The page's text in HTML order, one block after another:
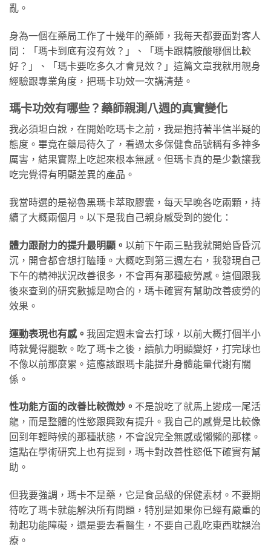
亂。
身為一個在藥局工作了十幾年的藥師，我每天都要面對客人
問：「瑪卡到底有沒有效？」、「瑪卡跟精胺酸哪個比較
好？」、「瑪卡要吃多久才會見效？」這篇文章我就用親身
經驗跟專業角度，把瑪卡功效一次講清楚。
瑪卡功效有哪些？藥師親測八週的真實變化
我必須坦白說，在開始吃瑪卡之前，我是抱持著半信半疑的
態度。畢竟在藥局待久了，看過太多保健食品號稱有多神多
厲害，結果實際上吃起來根本無感。但瑪卡真的是少數讓我
吃完覺得有明顯差異的產品。
我當時選的是祕魯黑瑪卡萃取膠囊，每天早晚各吃兩顆，持
續了大概兩個月。以下是我自己親身感受到的變化：
體力跟耐力的提升最明顯。 以前下午兩三點我就開始昏昏沉
沉，開會都會想打瞌睡。大概吃到第三週左右，我發現自己
下午的精神狀況改善很多，不會再有那種疲勞感。這個跟我
後來查到的研究數據是吻合的，瑪卡確實有幫助改善疲勞的
效果。
運動表現也有感。 我固定週末會去打球，以前大概打個半小
時就覺得腿軟。吃了瑪卡之後，續航力明顯變好，打完球也
不像以前那麼累。這應該跟瑪卡能提升身體能量代謝有關
係。
性功能方面的改善比較微妙。 不是說吃了就馬上變成一尾活
龍，而是整體的性慾跟興致有提升。我自己的感覺是比較像
回到年輕時候的那種狀態，不會說完全無感或懶懶的那樣。
這點在學術研究上也有提到，瑪卡對改善性慾低下確實有幫
助。
但我要強調，瑪卡不是藥，它是食品級的保健素材。不要期
待吃了瑪卡就能解決所有問題，特別是如果你已經有嚴重的
勃起功能障礙，還是要去看醫生，不要自己亂吃東西耽誤治
療。